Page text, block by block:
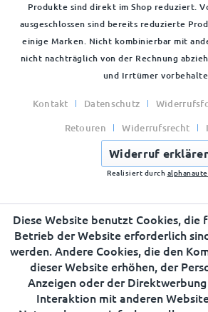
Produkte sind direkt im Shop reduziert.
ausgeschlossen sind bereits reduzierte
einige Marken. Nicht kombinierbar mit
nicht nachträglich von der Rechnung
und Irrtümer
Kontakt Datenschutz
Retouren
Widerrufsrecht
Widerruf
Realisiert durch
Diese Website benutzt Cookies, die
Betrieb der Website erforderlich
werden. Andere Cookies, die den
dieser Website erhöhen, der
Anzeigen oder der
Interaktion mit anderen